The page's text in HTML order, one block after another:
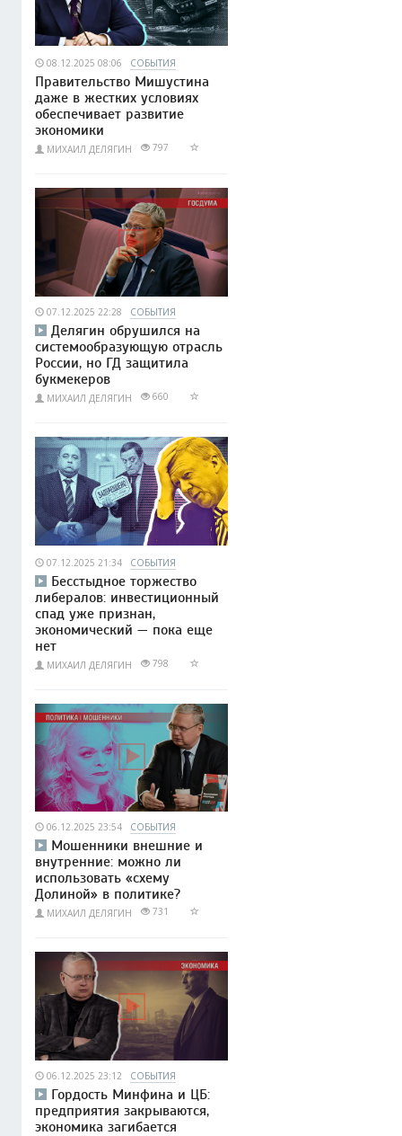
08.12.2025 08:06 СОБЫТИЯ
Правительство Мишустина
даже в жестких условиях
обеспечивает развитие
экономики
МИХАИЛ ДЕЛЯГИН 797
07.12.2025 22:28 СОБЫТИЯ
Делягин обрушился на
системообразующую отрасль
России, но ГД защитила
букмекеров
МИХАИЛ ДЕЛЯГИН 660
07.12.2025 21:34 СОБЫТИЯ
Бесстыдное торжество
либералов: инвестиционный
спад уже признан,
экономический — пока еще
нет
МИХАИЛ ДЕЛЯГИН 798
06.12.2025 23:54 СОБЫТИЯ
Мошенники внешние и
внутренние: можно ли
использовать «схему
Долиной» в политике?
МИХАИЛ ДЕЛЯГИН 731
06.12.2025 23:12 СОБЫТИЯ
Гордость Минфина и ЦБ:
предприятия закрываются,
экономика загибается